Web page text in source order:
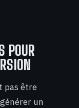
POUR
pas être
un